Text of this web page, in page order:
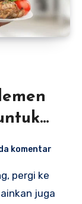
komentar
juga